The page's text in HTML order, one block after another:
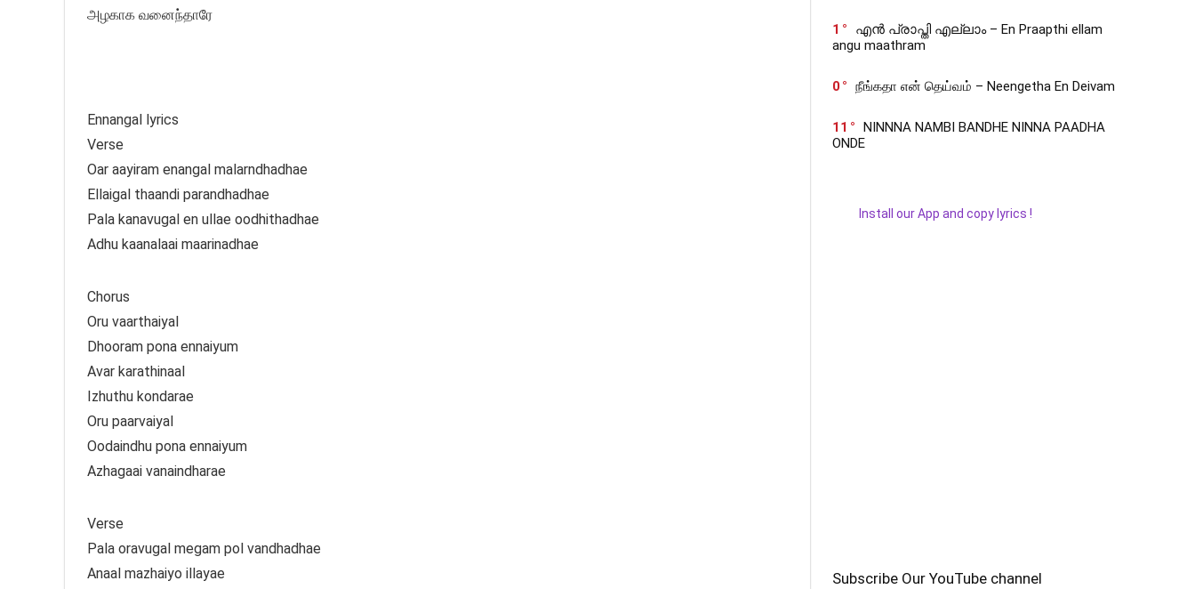
அழகாக வனைந்தாரே
Ennangal lyrics
Verse
Oar aayiram enangal malarndhadhae
Ellaigal thaandi parandhadhae
Pala kanavugal en ullae oodhithadhae
Adhu kaanalaai maarinadhae
Chorus
Oru vaarthaiyal
Dhooram pona ennaiyum
Avar karathinaal
Izhuthu kondarae
Oru paarvaiyal
Oodaindhu pona ennaiyum
Azhagaai vanaindharae
Verse
Pala oravugal megam pol vandhadhae
Anaal mazhaiyo illayae
1
എൻ പ്രാപ്തി എല്ലാം – En Praapthi ellam
angu maathram
0 நீங்கதா என் தெய்வம் – Neengetha En Deivam
11
NINNNA NAMBI BANDHE NINNA PAADHA
ONDE
Install our App and copy lyrics !
Subscribe Our YouTube channel